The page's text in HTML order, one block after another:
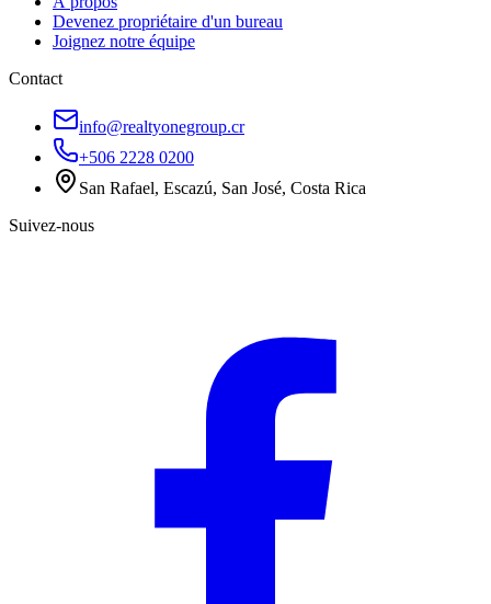
Devenez propriétaire d'un bureau
Joignez notre équipe
Contact
info@realtyonegroup.cr
+506 2228 0200
San Rafael, Escazú, San José, Costa Rica
Suivez-nous